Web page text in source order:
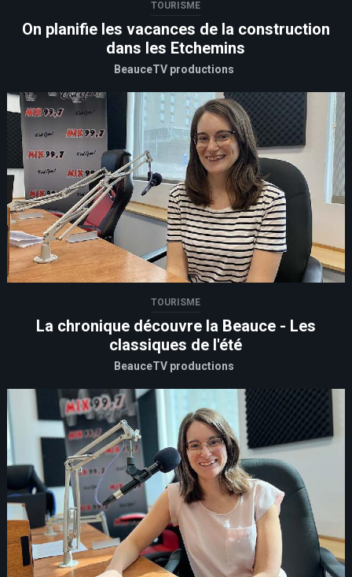
TOURISME
On planifie les vacances de la construction
dans les Etchemins
BeauceTV productions
TOURISME
La chronique découvre la Beauce - Les
classiques de l'été
BeauceTV productions